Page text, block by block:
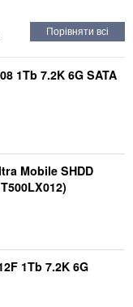
1Tb 7.2K 6G SATA
Mobile SHDD
1Tb 7.2K 6G